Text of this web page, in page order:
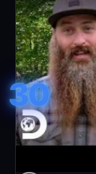
30